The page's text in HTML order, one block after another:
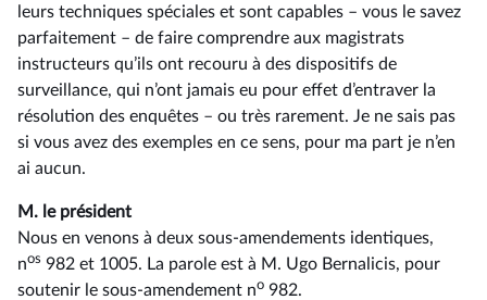
leurs techniques spéciales et sont capables –⁠ vous le savez
parfaitement – de faire comprendre aux magistrats
instructeurs qu’ils ont recouru à des dispositifs de
surveillance, qui n’ont jamais eu pour effet d’entraver la
résolution des enquêtes –⁠ ou très rarement. Je ne sais pas
si vous avez des exemples en ce sens, pour ma part je n’en
ai aucun.
M. le président
Nous en venons à deux sous-amendements identiques,
nos 982 et 1005. La parole est à M. Ugo Bernalicis, pour
soutenir le sous-amendement no 982.